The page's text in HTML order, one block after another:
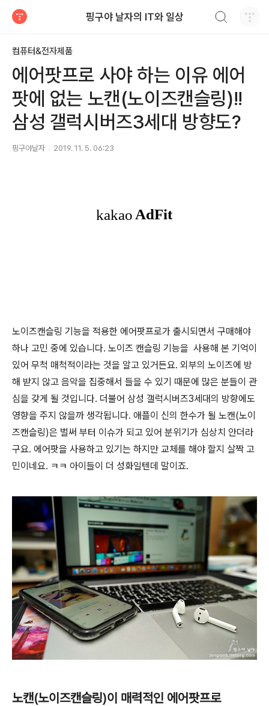
핑구야 날자의 IT와 일상
컴퓨터&전자제품
에어팟프로 사야 하는 이유 에어
팟에 없는 노캔(노이즈캔슬링)!!
삼성 갤럭시버즈3세대 방향도?
핑구야날자 2019. 11. 5. 06:23
노이즈캔슬링 기능을 적용한 에어팟프로가 출시되면서 구매해야
하나 고민 중에 있습니다. 노이즈 캔슬링 기능을 사용해 본 기억이
있어 무척 매척적이라는 것을 알고 있거든요. 외부의 노이즈에 방
해 받지 않고 음악을 집중해서 들을 수 있기 때문에 많은 분들이 관
심을 갖게 될 것입니다. 더불어 삼성 갤럭시버즈3세대의 방향에도
영향을 주지 않을까 생각됩니다. 애플이 신의 한수가 될 노캔(노이
즈캔슬링)은 벌써 부터 이슈가 되고 있어 분위기가 심상치 안더라
구요. 에어팟을 사용하고 있기는 하지만 교체를 해야 할지 살짝 고
민이네요. ㅋㅋ 아이들이 더 성화일텐데 말이죠.
노캔(노이즈캔슬링)이 매력적인 에어팟프로